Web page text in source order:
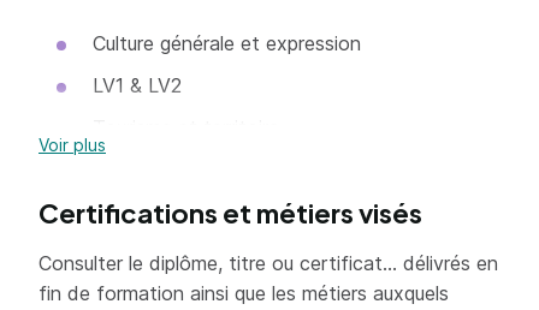
Culture générale et expression
LV1 & LV2
Gestion de la relation client
Tourisme et territoire
Gestion de l'information touristique
Voir plus
Certifications et métiers visés
Consulter le diplôme, titre ou certificat... délivrés en
fin de formation ainsi que les métiers auxquels